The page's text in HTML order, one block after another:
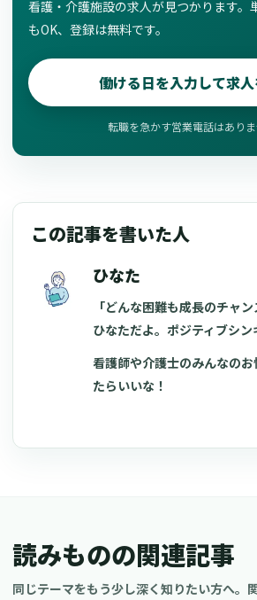
看護・介護施設の求人が見つかります。
もOK、登録は無料です。
働ける日を入力して求
転職を急かす営業電話はありま
この記事を書いた人
ひなた
「どんな困難も成長のチャ
ひなただよ。ポジティブシン
看護師や介護士のみんなの
たらいいな！
読みものの関連記事
同じテーマをもう少し深く知りたい方へ。